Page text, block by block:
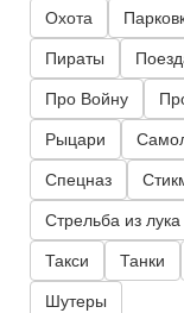
Охота
Пираты
Про Войну
Рыцари
Спецназ
Стрельба из лука
Такси Танки
Шутеры